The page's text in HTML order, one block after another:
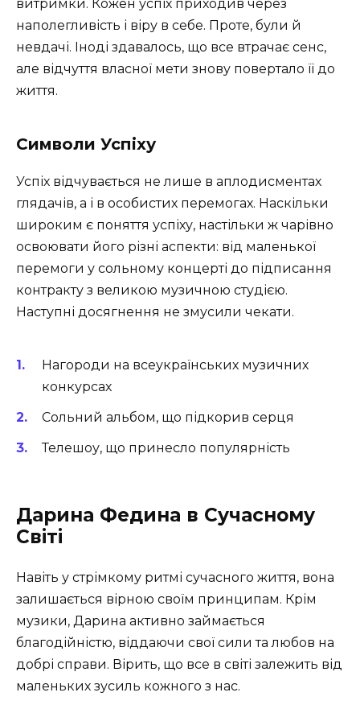
витримки. Кожен успіх приходив через
наполегливість і віру в себе. Проте, були й
невдачі. Іноді здавалось, що все втрачає сенс,
але відчуття власної мети знову повертало її до
життя.
Символи Успіху
Успіх відчувається не лише в аплодисментах
глядачів, а і в особистих перемогах. Наскільки
широким є поняття успіху, настільки ж чарівно
освоювати його різні аспекти: від маленької
перемоги у сольному концерті до підписання
контракту з великою музичною студією.
Наступні досягнення не змусили чекати.
Нагороди на всеукраїнських музичних
конкурсах
Сольний альбом, що підкорив серця
Телешоу, що принесло популярність
Дарина Федина в Сучасному
Світі
Навіть у стрімкому ритмі сучасного життя, вона
залишається вірною своїм принципам. Крім
музики, Дарина активно займається
благодійністю, віддаючи свої сили та любов на
добрі справи. Вірить, що все в світі залежить від
маленьких зусиль кожного з нас.